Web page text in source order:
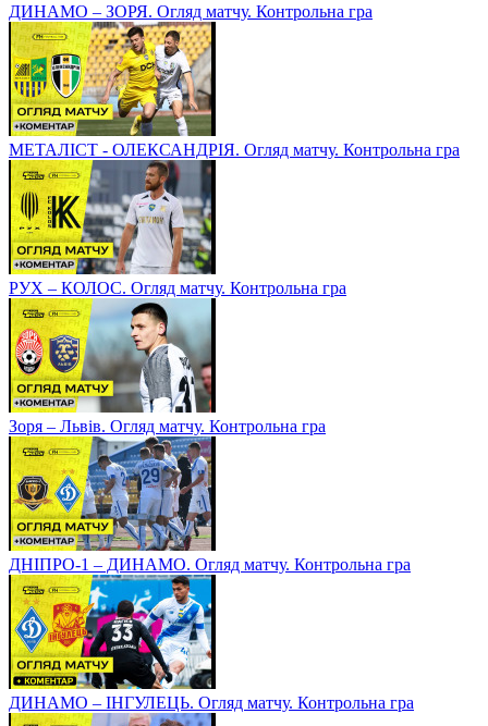
ДИНАМО – ЗОРЯ. Огляд матчу. Контрольна гра
МЕТАЛІСТ - ОЛЕКСАНДРІЯ. Огляд матчу. Контрольна гра
РУХ – КОЛОС. Огляд матчу. Контрольна гра
Зоря – Львів. Огляд матчу. Контрольна гра
ДНІПРО-1 – ДИНАМО. Огляд матчу. Контрольна гра
ДИНАМО – ІНГУЛЕЦЬ. Огляд матчу. Контрольна гра